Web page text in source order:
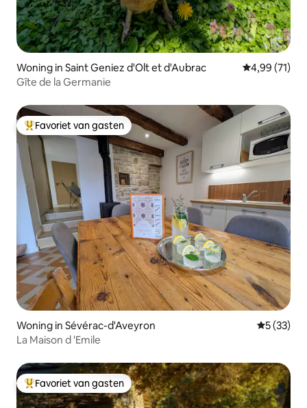
Woning in Saint Geniez d'Olt et d'Aubrac Gemiddelde
4,99 (71)
Gîte de la Germanie
Topfavoriet van gasten
Favoriet van gasten
Woning in Sévérac-d'Aveyron
5 (33)
La Maison d 'Emile
Topfavoriet van gasten
Favoriet van gasten